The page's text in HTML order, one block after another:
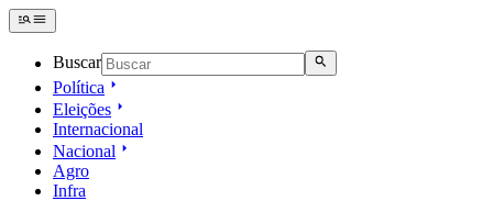
Buscar
Política
Eleições
Internacional
Nacional
Agro
Infra